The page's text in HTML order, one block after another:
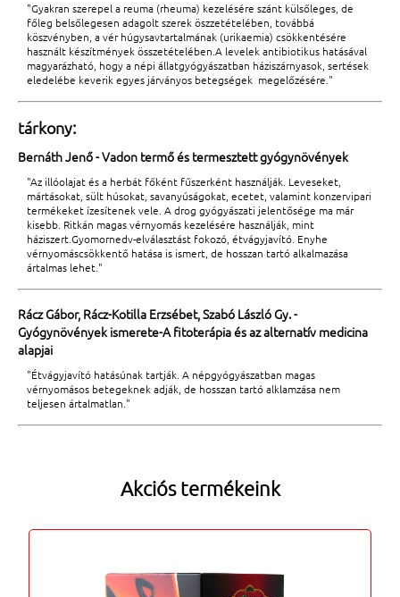
"Gyakran szerepel a reuma (rheuma) kezelésére szánt külsőleges, de
főleg belsőlegesen adagolt szerek öszzetételében, továbbá
köszvényben, a vér húgysavtartalmának (urikaemia) csökkentésére
használt készítmények összetételében.A levelek antibiotikus hatásával
magyarázható, hogy a népi állatgyógyászatban háziszárnyasok, sertések
eledelébe keverik egyes járványos betegségek megelőzésére."
tárkony:
Bernáth Jenő - Vadon termő és termesztett gyógynövények
"Az illóolajat és a herbát főként fűszerként használják. Leveseket,
mártásokat, sült húsokat, savanyúságokat, ecetet, valamint konzervipari
termékeket ízesítenek vele. A drog gyógyászati jelentősége ma már
kisebb. Ritkán magas vérnyomás kezelésére használják, mint
háziszert.Gyomornedv-elválasztást fokozó, étvágyjavító. Enyhe
vérnyomáscsökkentő hatása is ismert, de hosszan tartó alkalmazása
ártalmas lehet."
Rácz Gábor, Rácz-Kotilla Erzsébet, Szabó László Gy. -
Gyógynövények ismerete-A fitoterápia és az alternatív medicina
alapjai
"Étvágyjavító hatásúnak tartják. A népgyógyászatban magas
vérnyomásos betegeknek adják, de hosszan tartó alklamzása nem
teljesen ártalmatlan."
Akciós termékeink